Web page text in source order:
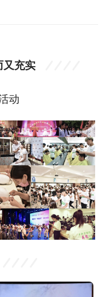
又充实
动